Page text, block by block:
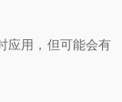
用，但可能会有